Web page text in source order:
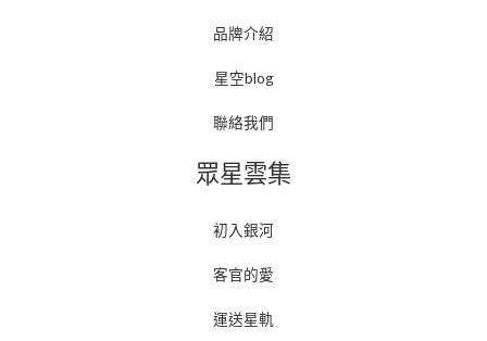
品牌介紹
星空blog
聯絡我們
眾星雲集
初入銀河
客官的愛
運送星軌